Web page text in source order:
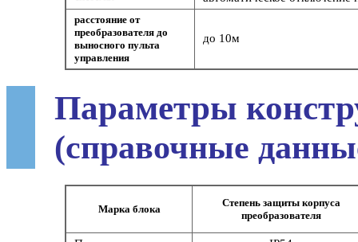
расстояние от
преобразователя до
выносного пульта
управления
до 10м
Параметры
(справочные
Марка блока
Степень защиты корпуса
преобразователя